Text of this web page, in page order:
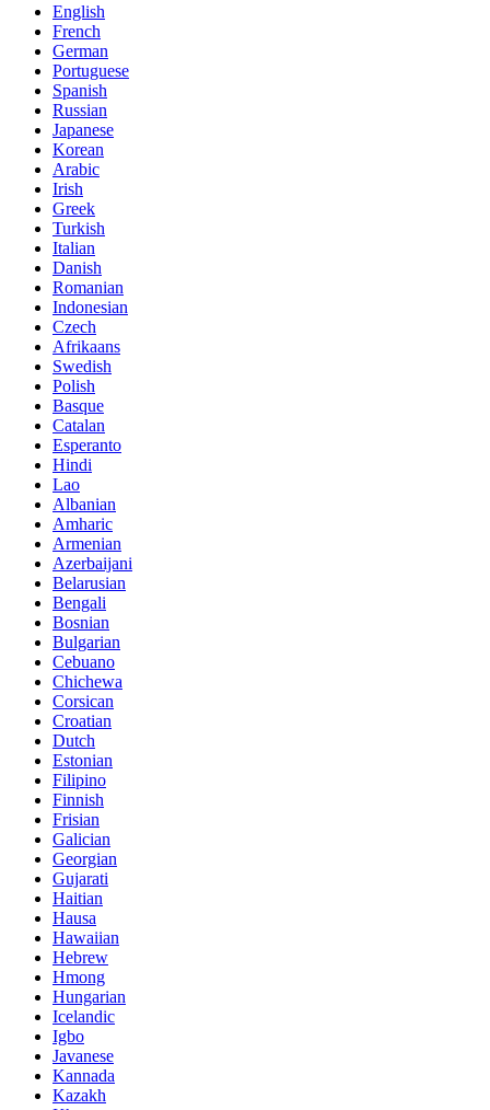
English
French
German
Portuguese
Spanish
Russian
Japanese
Korean
Arabic
Irish
Greek
Turkish
Italian
Danish
Romanian
Indonesian
Czech
Afrikaans
Swedish
Polish
Basque
Catalan
Esperanto
Hindi
Lao
Albanian
Amharic
Armenian
Azerbaijani
Belarusian
Bengali
Bosnian
Bulgarian
Cebuano
Chichewa
Corsican
Croatian
Dutch
Estonian
Filipino
Finnish
Frisian
Galician
Georgian
Gujarati
Haitian
Hausa
Hawaiian
Hebrew
Hmong
Hungarian
Icelandic
Igbo
Javanese
Kannada
Kazakh